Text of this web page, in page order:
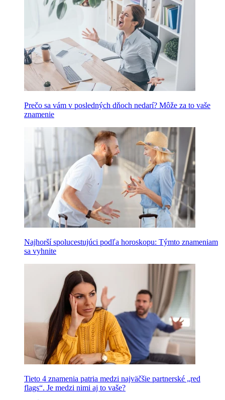
Prečo sa vám v posledných dňoch nedarí? Môže za to vaše
znamenie
Najhorší spolucestujúci podľa horoskopu: Týmto znameniam
sa vyhnite
Tieto 4 znamenia patria medzi najväčšie partnerské „red
flags“. Je medzi nimi aj to vaše?